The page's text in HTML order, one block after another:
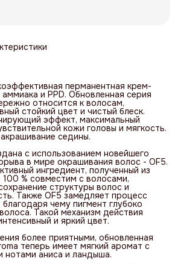
перманентная крем-
и PPD. Обновленная серия
относится к волосам,
стойкий цвет и чистый блеск.
эффект, максимальный
кожи головы и мягкость.
седины.
с использованием новейшего
в мире окрашивания волос - OF5.
ингредиент, полученный из
% совместим с волосами,
структуры волос и
Также OF5 замедляет процесс
чему пигмент глубоко
Такой механизм действия
и яркий цвет.
более приятными, обновленная
теперь имеет мягкий аромат с
нотами аниса и ландыша.